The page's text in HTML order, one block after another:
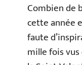
Combien de
cette année
faute
mille fois